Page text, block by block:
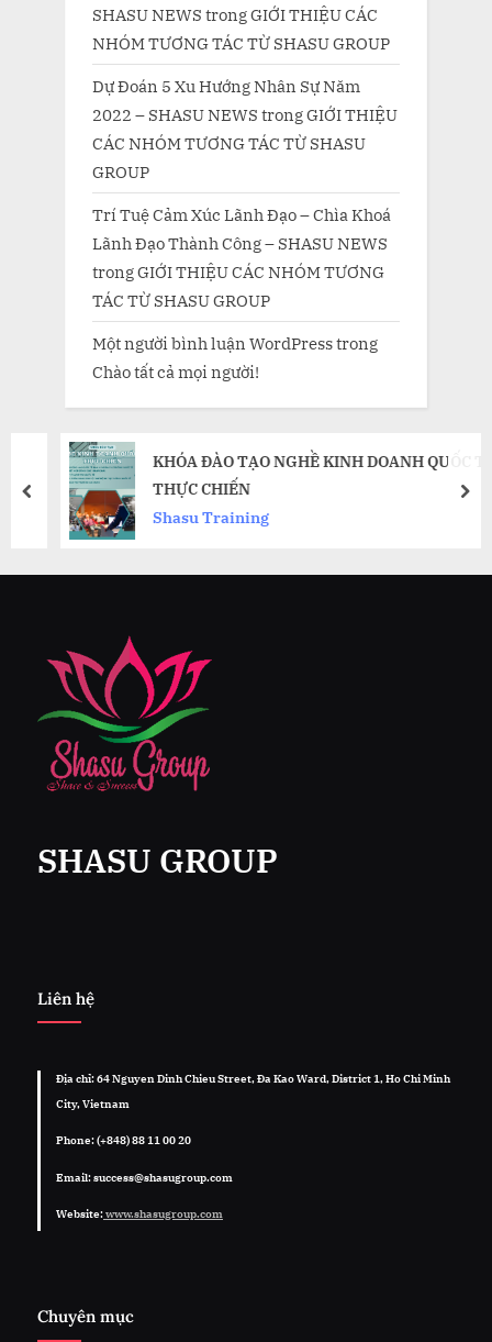
SHASU NEWS trongGIỚI THIỆU CÁC
NHÓM TƯƠNG TÁC TỪ SHASU GROUP
Dự Đoán 5 Xu Hướng Nhân Sự Năm
2022 – SHASU NEWS trongGIỚI THIỆU
CÁC NHÓM TƯƠNG TÁC TỪ SHASU
GROUP
Trí Tuệ Cảm Xúc Lãnh Đạo – Chìa Khoá
Lãnh Đạo Thành Công – SHASU NEWS
trongGIỚI THIỆU CÁC NHÓM TƯƠNG
TÁC TỪ SHASU GROUP
Một người bình luận WordPresstrong
Chào tất cả mọi người!
KHÓA ĐÀO TẠO NGHỀ KINH DOANH QUỐC TẾ
THỰC CHIẾN
Shasu Training
prev
SHASU GROUP
Liên hệ
Địa chỉ: 64 Nguyen Dinh Chieu Street, Đa Kao Ward, District 1, Ho Chi Minh
City, Vietnam
Phone: (+848) 88 11 00 20
Email: success@shasugroup.com
Website:www.shasugroup.com
Chuyên mục